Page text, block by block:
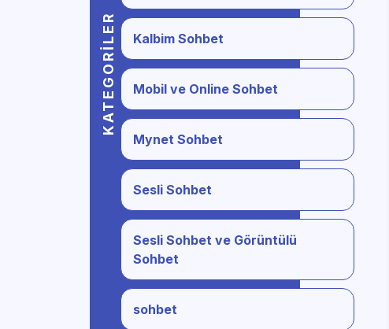
KATEGORILER Kalbim Sohbet
Mobil ve Online Sohbet
Mynet Sohbet
Sesli Sohbet
Sesli Sohbet ve Görüntülü
Sohbet
sohbet